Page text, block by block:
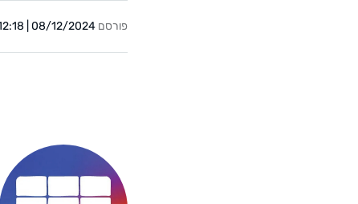
פורסם 08/12/2024 | 12:18